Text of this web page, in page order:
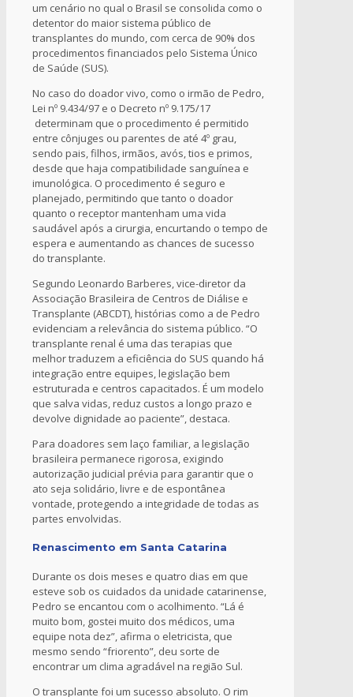
um cenário no qual o Brasil se consolida como o
detentor do maior sistema público de
transplantes do mundo, com cerca de 90% dos
procedimentos financiados pelo Sistema Único
de Saúde (SUS).
No caso do doador vivo, como o irmão de Pedro,
Lei nº 9.434/97 e o Decreto nº 9.175/17
determinam que o procedimento é permitido
entre cônjuges ou parentes de até 4º grau,
sendo pais, filhos, irmãos, avós, tios e primos,
desde que haja compatibilidade sanguínea e
imunológica. O procedimento é seguro e
planejado, permitindo que tanto o doador
quanto o receptor mantenham uma vida
saudável após a cirurgia, encurtando o tempo de
espera e aumentando as chances de sucesso
do transplante.
Segundo Leonardo Barberes, vice-diretor da
Associação Brasileira de Centros de Diálise e
Transplante (ABCDT), histórias como a de Pedro
evidenciam a relevância do sistema público. “O
transplante renal é uma das terapias que
melhor traduzem a eficiência do SUS quando há
integração entre equipes, legislação bem
estruturada e centros capacitados. É um modelo
que salva vidas, reduz custos a longo prazo e
devolve dignidade ao paciente”, destaca.
Para doadores sem laço familiar, a legislação
brasileira permanece rigorosa, exigindo
autorização judicial prévia para garantir que o
ato seja solidário,​ livre e de espontânea
vontade, protegendo a integridade de todas as
partes envolvidas.
Renascimento em Santa Catarina
Durante os dois meses e quatro dias em que
esteve sob os cuidados da unidade catarinense,
Pedro se encantou com o acolhimento. “Lá é
muito bom, gostei muito dos médicos, uma
equipe nota dez”, afirma o eletricista, que
mesmo sendo “friorento”, deu sorte de
encontrar um clima agradável na região Sul.
O transplante foi um sucesso absoluto. O rim